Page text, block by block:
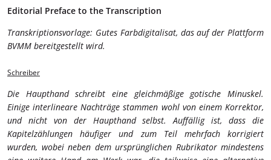
Editorial Preface to the Transcription
Transkriptionsvorlage: Gutes Farbdigitalisat, das auf der Plattform
BVMM bereitgestellt wird.
Schreiber
Die Haupthand schreibt eine gleichmäßige gotische Minuskel.
Einige interlineare Nachträge stammen wohl von einem Korrektor,
und nicht von der Haupthand selbst. Auffällig ist, dass die
Kapitelzählungen häufiger und zum Teil mehrfach korrigiert
wurden, wobei neben dem ursprünglichen Rubrikator mindestens